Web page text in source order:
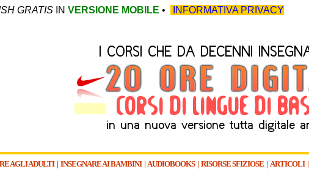
GRATIS IN VERSIONE MOBILE • INFORMATIVA PRIVACY
AGLI ADULTI | INSEGNARE AI BAMBINI| AUDIOBOOKS| RISORSE SFIZIOSE | ARTICOLI|